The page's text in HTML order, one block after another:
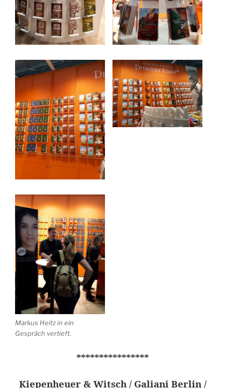
Markus Heitz in ein
Gespräch vertieft.
****************
Kiepenheuer & Witsch / Galiani Berlin /